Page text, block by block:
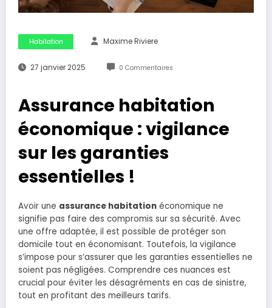
Habitation Maxime Riviere
27 janvier 2025 0 Commentaires
Assurance habitation
économique : vigilance
sur les garanties
essentielles !
Avoir une assurance habitation économique ne
signifie pas faire des compromis sur sa sécurité. Avec
une offre adaptée, il est possible de protéger son
domicile tout en économisant. Toutefois, la vigilance
s’impose pour s’assurer que les garanties essentielles ne
soient pas négligées. Comprendre ces nuances est
crucial pour éviter les désagréments en cas de sinistre,
tout en profitant des meilleurs tarifs.